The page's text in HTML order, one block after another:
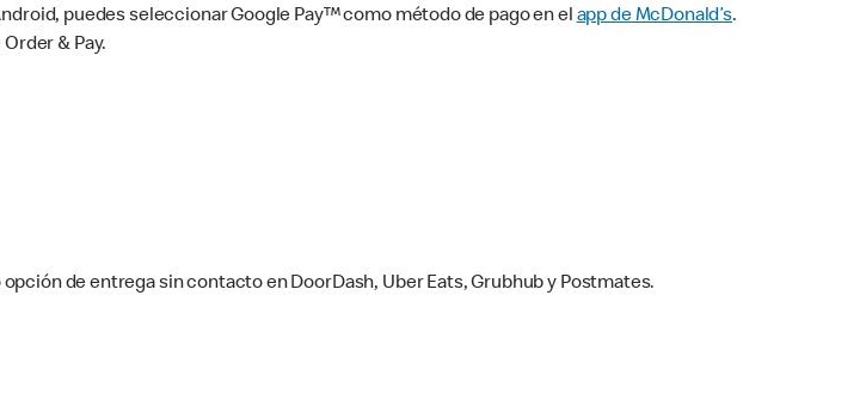
puedes seleccionar Google Pay™ como método de pago en elapp de McDonald’s.
& Pay.
de entrega sin contacto en DoorDash, Uber Eats, Grubhub y Postmates.